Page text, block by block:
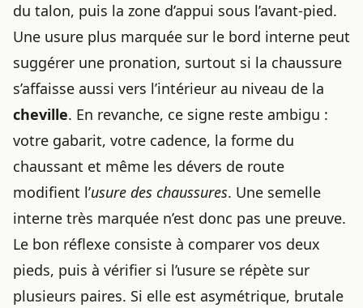
du talon, puis la zone d’appui sous l’avant-pied.
Une usure plus marquée sur le bord interne peut
suggérer une pronation, surtout si la chaussure
s’affaisse aussi vers l’intérieur au niveau de la
cheville. En revanche, ce signe reste ambigu :
votre gabarit, votre cadence, la forme du
chaussant et même les dévers de route
modifient l’usure des chaussures. Une semelle
interne très marquée n’est donc pas une preuve.
Le bon réflexe consiste à comparer vos deux
pieds, puis à vérifier si l’usure se répète sur
plusieurs paires. Si elle est asymétrique, brutale